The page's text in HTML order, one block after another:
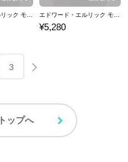
エドワード・エルリック モデル スマートフォンケース iPhone7/8対応 鋼の錬金術師 エドワード・エルリック モデル ポーチ 小物入れ 鋼の錬金術師
¥5,280
3
ップへ